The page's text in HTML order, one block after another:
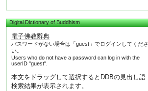
Digital Dictionary of Buddhism
電子佛教辭典
パスワードがない場合は「guest」でログインしてくださ
い。
Users who do not have a password can log in with the
userID "guest".
本文をドラッグして選択するとDDBの見出し語
検索結果が表示されます。